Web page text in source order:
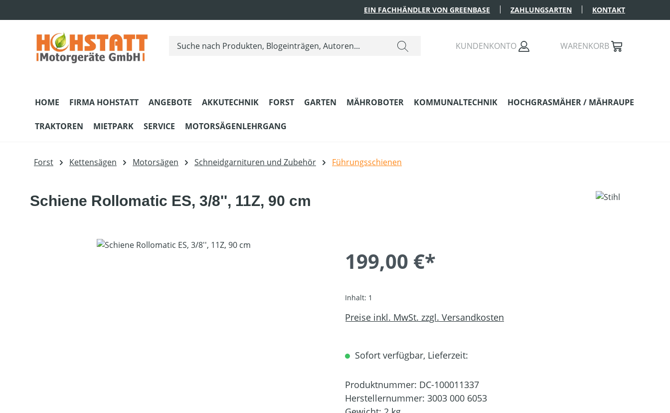
EIN FACHHÄNDLER VON GREENBASE ZAHLUNGSARTEN KONTAKT
KUNDENKONTO WARENKORB
HOME FIRMA HOHSTATT ANGEBOTE AKKUTECHNIK FORST GARTEN MÄHROBOTER KOMMUNALTECHNIK HOCHGRASMÄHER / MÄHRAUPE
TRAKTOREN MIETPARK SERVICE MOTORSÄGENLEHRGANG
Forst Kettensägen Motorsägen Schneidgarnituren und Zubehör Führungsschienen
Schiene Rollomatic ES, 3/8'', 11Z, 90 cm
Bildergalerie überspringen
199,00 €*
Inhalt: 1
Preise inkl. MwSt. zzgl. Versandkosten
Sofort verfügbar, Lieferzeit:
Produktnummer: DC-100011337
Herstellernummer: 3003 000 6053